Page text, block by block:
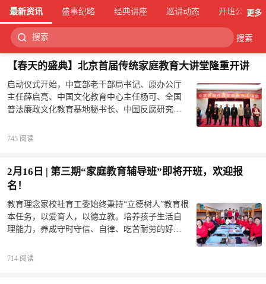
最新资讯 盛事纪略 经典讲座 巡讲动态 开班公告更多
搜索
【春天的盛典】北京首届传统家庭教育大讲堂隆重开讲
启动仪式开始，中宣部老干部局书记、原办公厅
主任薛启亮、中国文化教育中心主任杨可、全国
普法廉政文化教育基地秘书长、中国反腐研究信
导工作委员会理事长康金胜等8位领导共同触摸大
中强调指出，传统家庭教育非常重要，家和万事
兴，孩子是国家的栋梁，中华民族的希望，把优
代子孙，家校社共育指导工作委员会做了一件非
常重要的工作，北京传统家庭教育大讲堂适时而
动应时而生，一定圆满成功！被称为用生命在做
例呼呼全社会《共育少年，兴我中华》，特别是
745 阅读
2月16日 | 第三期“家庭教育辅导班”即将开班，欢迎报
名！
教育理念家校社育工委始终秉持“立德树人”教育根
本任务，以爱育人，以德立教。培养孩子生活自
理能力，养成守时守信、自律、吃苦耐劳的好习
树立远大理想和志向。并开设精彩的亲子互动课
714 阅读